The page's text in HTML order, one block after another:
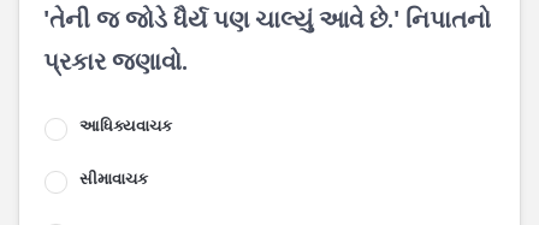
'તેની જ જોડે ધૈર્ય પણ ચાલ્યું આવે છે.' નિપાતનો
પ્રકાર જણાવો.
આધિક્યવાચક
સીમાવાચક